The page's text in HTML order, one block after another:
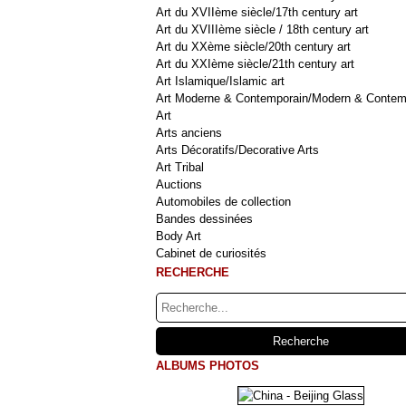
Art du XVIIème siècle/17th century art
Art du XVIIIème siècle / 18th century art
Art du XXème siècle/20th century art
Art du XXIème siècle/21th century art
Art Islamique/Islamic art
Art Moderne & Contemporain/Modern &
Art
Arts anciens
Arts Décoratifs/Decorative Arts
Art Tribal
Auctions
Automobiles de collection
Bandes dessinées
Body Art
Cabinet de curiosités
RECHERCHE
ALBUMS PHOTOS